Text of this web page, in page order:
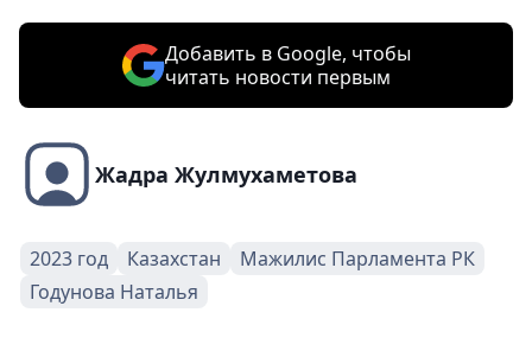
Добавить в Google, чтобы
читать новости первым
Жадра Жулмухаметова
2023 год Казахстан
Мажилис Парламента РК
Годунова Наталья